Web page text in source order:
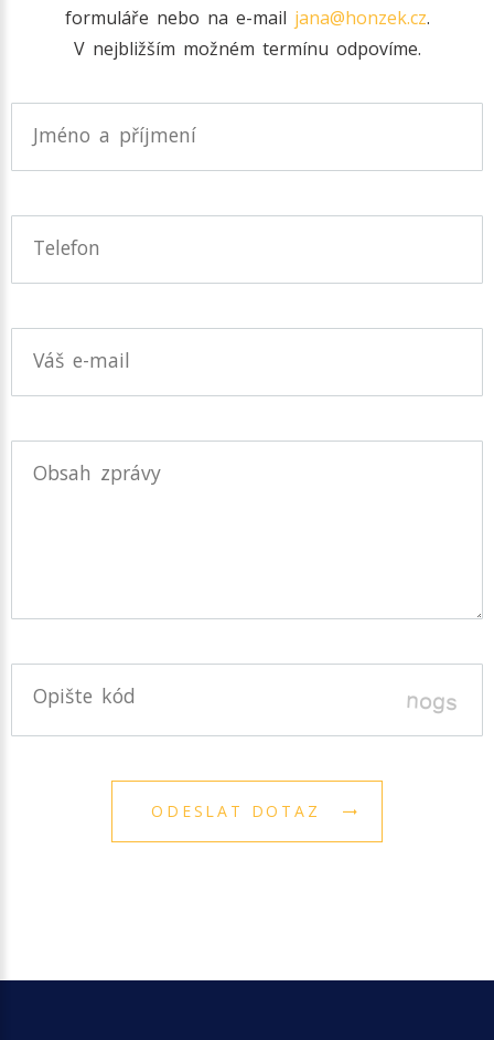
formuláře nebo na e-mail jana@honzek.cz.
V nejbližším možném termínu odpovíme.
Jméno a příjmení
Telefon
Váš e-mail
Obsah zprávy
Opište kód
ODESLAT DOTAZ